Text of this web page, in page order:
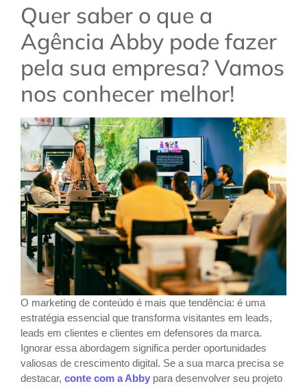
Quer saber o que a
Agência Abby pode fazer
pela sua empresa? Vamos
nos conhecer melhor!
O marketing de conteúdo é mais que tendência: é uma
estratégia essencial que transforma visitantes em leads,
leads em clientes e clientes em defensores da marca.
Ignorar essa abordagem significa perder oportunidades
valiosas de crescimento digital. Se a sua marca precisa se
destacar, conte com a Abby para desenvolver seu projeto